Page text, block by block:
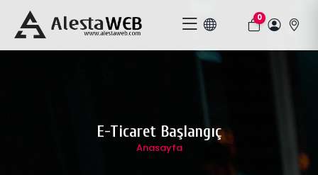
0
E-Ticaret Başlangıç
Anasayfa